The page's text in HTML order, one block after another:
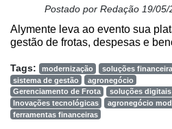
Postado por Redação 19/05/
Alymente leva ao evento sua
gestão de frotas, despesas e
Tags: modernização
soluções
sistema de gestão
agronegócio
Gerenciamento de Frota
soluções digitais
Inovações tecnológicas
agronegócio
ferramentas financeiras